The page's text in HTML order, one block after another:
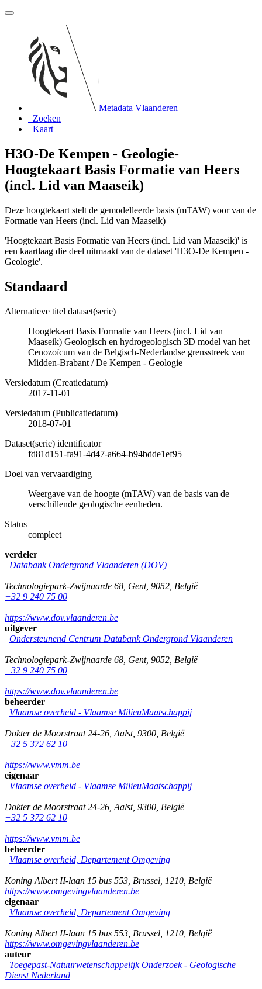
Metadata Vlaanderen
Zoeken
Kaart
H3O-De Kempen - Geologie-
Hoogtekaart Basis Formatie van Heers
(incl. Lid van Maaseik)
Deze hoogtekaart stelt de gemodelleerde basis (mTAW) voor van de
Formatie van Heers (incl. Lid van Maaseik)
'Hoogtekaart Basis Formatie van Heers (incl. Lid van Maaseik)' is
een kaartlaag die deel uitmaakt van de dataset 'H3O-De Kempen -
Geologie'.
Standaard
Alternatieve titel dataset(serie)
Hoogtekaart Basis Formatie van Heers (incl. Lid van
Maaseik) Geologisch en hydrogeologisch 3D model van het
Cenozoïcum van de Belgisch-Nederlandse grensstreek van
Midden-Brabant / De Kempen - Geologie
Versiedatum (Creatiedatum)
2017-11-01
Versiedatum (Publicatiedatum)
2018-07-01
Dataset(serie) identificator
fd81d151-fa91-4d47-a664-b94bdde1ef95
Doel van vervaardiging
Weergave van de hoogte (mTAW) van de basis van de
verschillende geologische eenheden.
Status
compleet
verdeler
Databank Ondergrond Vlaanderen (DOV)
Technologiepark-Zwijnaarde 68 Gent, 9052 België
+32 9 240 75 00
https://www.dov.vlaanderen.be
uitgever
Ondersteunend Centrum Databank Ondergrond Vlaanderen
Technologiepark-Zwijnaarde 68 Gent, 9052 België
+32 9 240 75 00
https://www.dov.vlaanderen.be
beheerder
Vlaamse overheid - Vlaamse MilieuMaatschappij
Dokter de Moorstraat 24-26 Aalst, 9300 België
+32 5 372 62 10
https://www.vmm.be
eigenaar
Vlaamse overheid - Vlaamse MilieuMaatschappij
Dokter de Moorstraat 24-26 Aalst, 9300 België
+32 5 372 62 10
https://www.vmm.be
beheerder
Vlaamse overheid, Departement Omgeving
Koning Albert II-laan 15 bus 553 Brussel 1210 België
https://www.omgevingvlaanderen.be
eigenaar
Vlaamse overheid, Departement Omgeving
Koning Albert II-laan 15 bus 553 Brussel 1210 België
https://www.omgevingvlaanderen.be
auteur
Toegepast-Natuurwetenschappelijk Onderzoek - Geologische
Dienst Nederland